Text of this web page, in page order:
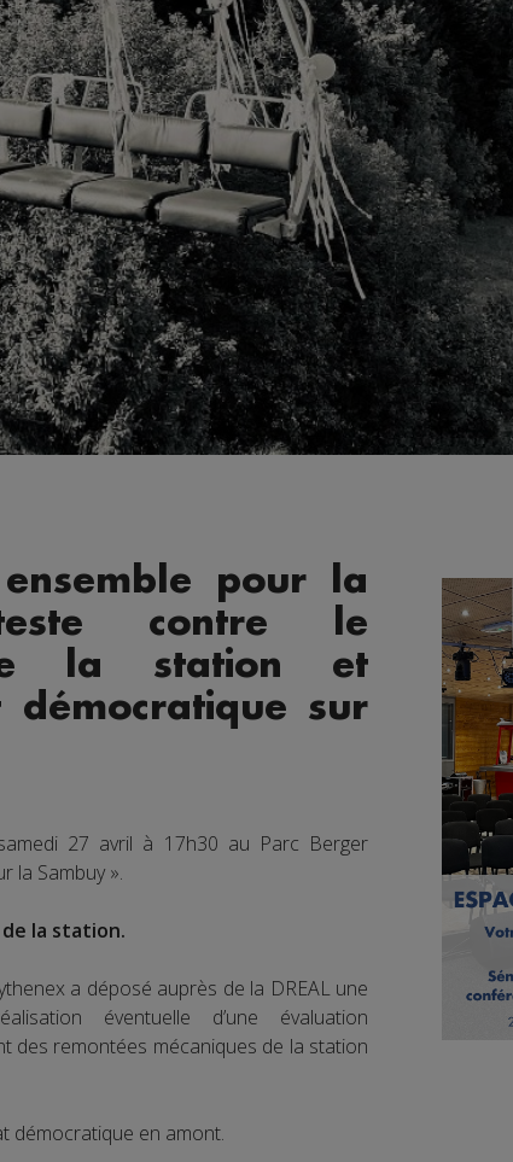
pour la
contre le
la station et
démocratique sur
27 avril à 17h30 au Parc Berger
la Sambuy ».
la station.
a déposé auprès de la DREAL une
éventuelle d’une évaluation
des remontées mécaniques de la station
démocratique en amont.